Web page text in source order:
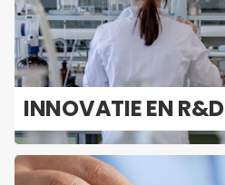
IN­NO­VA­TIE EN R&D